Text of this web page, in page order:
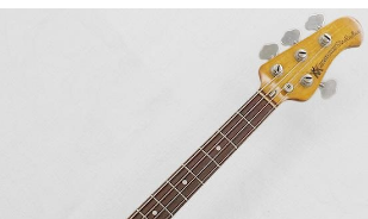
ウクレレ
パーカッション